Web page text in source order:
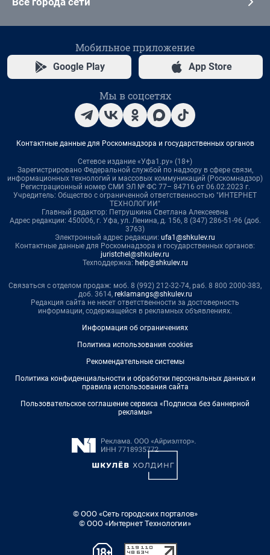
Мобильное приложение
Google Play App Store
Мы в соцсетях
Контактные данные для Роскомнадзора и государственных органов
Сетевое издание «Уфа1.ру» (18+)
Зарегистрировано Федеральной службой по надзору в сфере связи,
информационных технологий и массовых коммуникаций (Роскомнадзор)
Регистрационный номер СМИ ЭЛ № ФС 77– 84716 от 06.02.2023 г.
Учредитель: Общество с ограниченной ответственностью "ИНТЕРНЕТ
ТЕХНОЛОГИИ"
Главный редактор: Петрушкина Светлана Алексеевна
Адрес редакции: 450006, г. Уфа, ул. Ленина, д. 156, 8 (347) 286-51-96 (доб.
3763)
Электронный адрес редакции: ufa1@shkulev.ru
Контактные данные для Роскомнадзора и государственных органов:
juristchel@shkulev.ru
Техподдержка: help@shkulev.ru
Связаться с отделом продаж: моб. 8 (992) 212-32-74, раб. 8 800 2000-383,
доб. 3614, reklamangs@shkulev.ru
Редакция сайта не несет ответственности за достоверность
информации, содержащейся в рекламных объявлениях.
Информация об ограничениях
Политика использования cookies
Рекомендательные системы
Политика конфиденциальности и обработки персональных данных и
правила использования сайта
Пользовательское соглашение сервиса «Подписка без баннерной
рекламы»
© ООО «Сеть городских порталов»
© ООО «Интернет Технологии»